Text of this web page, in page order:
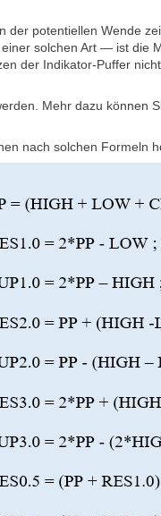
potentiellen Wende
solchen Art — ist die
der Indikator-Puffer
Mehr dazu können
nach solchen Formeln